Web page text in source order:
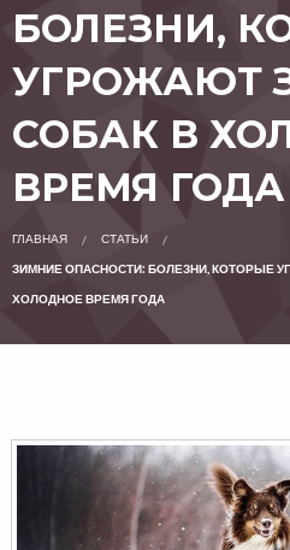
БОЛЕЗНИ,
УГРОЖАЮТ
СОБАК В
ВРЕМЯ ГОДА
ГЛАВНАЯ СТАТЬИ
ЗИМНИЕ ОПАСНОСТИ: БОЛЕЗНИ, КОТОРЫЕ
ХОЛОДНОЕ ВРЕМЯ ГОДА